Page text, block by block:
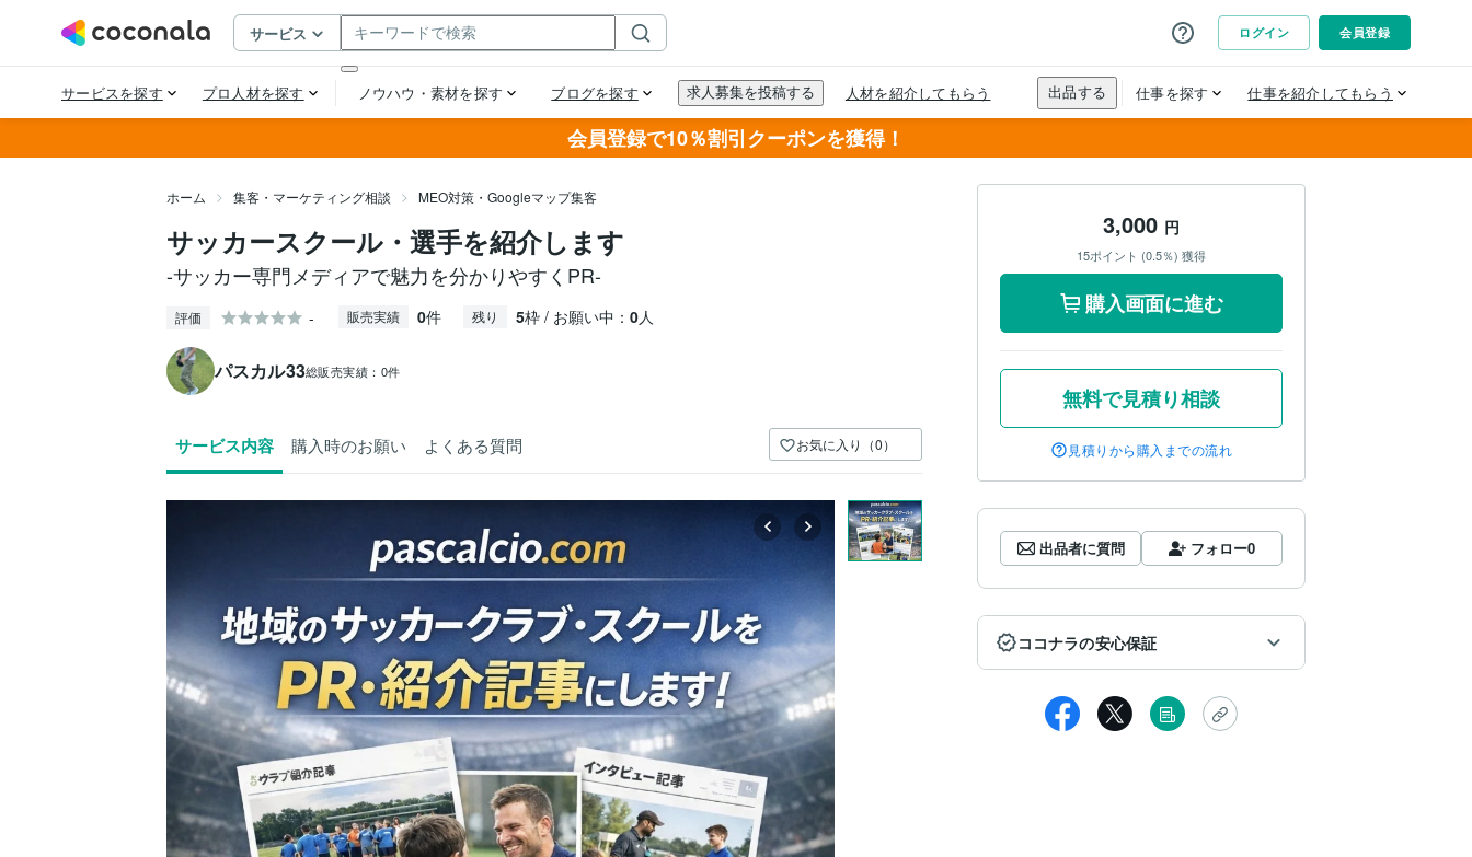
会員登録で10％割引クーポンを獲得！
ホーム 集客・マーケティング相談 MEO対策・Googleマップ集客
サッカースクール・選手を紹介します
-サッカー専門メディアで魅力を分かりやすくPR-
評価 - 販売実績 0件 残り 5枠 / お願い中： 0人
パスカル33総販売実績： 0件
サービス内容 購入時のお願い よくある質問 お気に入り（0）
3,000 円
15ポイント (0.5％) 獲得
購入画面に進む
無料で見積り相談
見積りから購入までの流れ
出品者に質問 フォロー0
ココナラの安心保証